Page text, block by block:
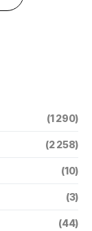
(1 290)
(2 258)
(10)
(3)
(44)